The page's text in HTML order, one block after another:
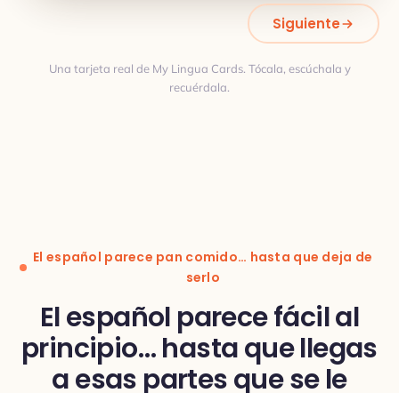
TRADUCCIÓN
Siguiente
Una tarjeta real de My Lingua Cards. Tócala, escúchala y
recuérdala.
El español parece pan comido… hasta que deja de
serlo
El español parece fácil al
principio… hasta que llegas
a esas partes que se le